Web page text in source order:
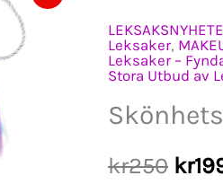
Leksaker,
Leksaker –
Stora Utbud av
kr250 Det
kr